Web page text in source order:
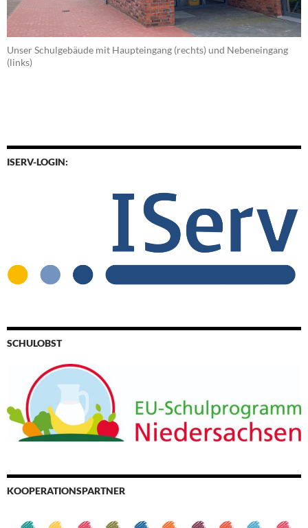
Unser Schulgebäude mit Haupteingang (rechts) und Nebeneingang
(links)
ISERV-LOGIN:
SCHULOBST
KOOPERATIONSPARTNER